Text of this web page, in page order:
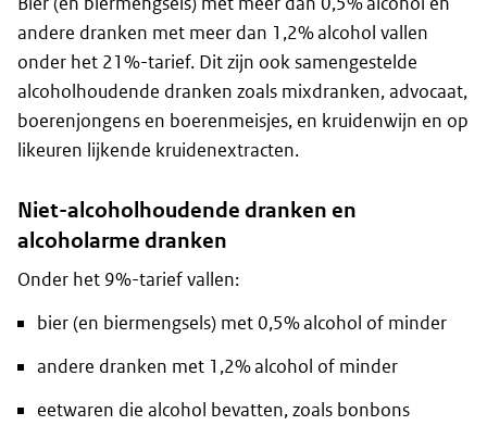
andere dranken met meer dan 1,2% alcohol vallen
onder het 21%-tarief. Dit zijn ook samengestelde
alcoholhoudende dranken zoals mixdranken, advocaat,
boerenjongens en boerenmeisjes, en kruidenwijn en op
likeuren lijkende kruidenextracten.
Niet-alcoholhoudende dranken en
alcoholarme dranken
Onder het 9%-tarief vallen:
bier (en biermengsels) met 0,5% alcohol of minder
andere dranken met 1,2% alcohol of minder
eetwaren die alcohol bevatten, zoals bonbons